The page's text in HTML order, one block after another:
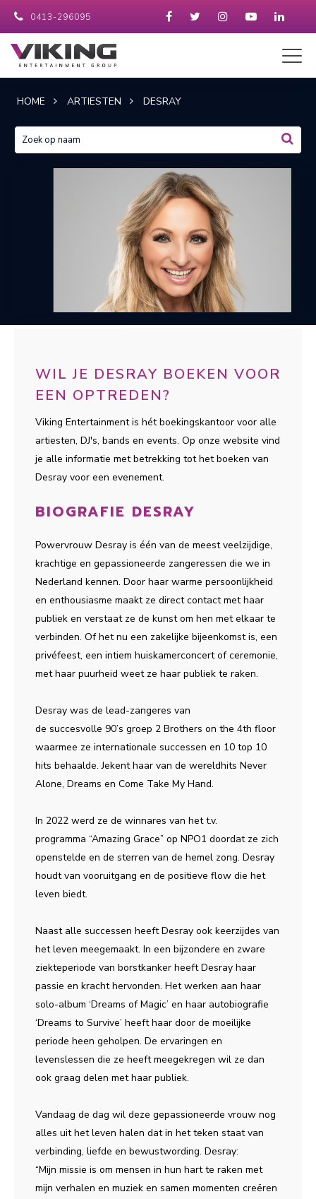
0413-296095
HOME ARTIESTEN DESRAY
WIL JE DESRAY BOEKEN VOOR
EEN OPTREDEN?
Viking Entertainment is hét boekingskantoor voor alle
artiesten, DJ's, bands en events. Op onze website vind
je alle informatie met betrekking tot het boeken van
Desray voor een evenement.
BIOGRAFIE DESRAY
Powervrouw Desray is één van de meest veelzijdige,
krachtige en gepassioneerde zangeressen die we in
Nederland kennen. Door haar warme persoonlijkheid
en enthousiasme maakt ze direct contact met haar
publiek en verstaat ze de kunst om hen met elkaar te
verbinden. Of het nu een zakelijke bijeenkomst is, een
privéfeest, een intiem huiskamerconcert of ceremonie,
met haar puurheid weet ze haar publiek te raken.
Desray was de lead-zangeres van
de succesvolle 90’s groep 2 Brothers on the 4th floor
waarmee ze internationale successen en 10 top 10
hits behaalde. Jekent haar van de wereldhits Never
Alone, Dreams en Come Take My Hand.
In 2022 werd ze de winnares van het t.v.
programma “Amazing Grace” op NPO1 doordat ze zich
openstelde en de sterren van de hemel zong. Desray
houdt van vooruitgang en de positieve flow die het
leven biedt.
Naast alle successen heeft Desray ook keerzijdes van
het leven meegemaakt. In een bijzondere en zware
ziekteperiode van borstkanker heeft Desray haar
passie en kracht hervonden. Het werken aan haar
solo-album ‘Dreams of Magic’ en haar autobiografie
‘Dreams to Survive’ heeft haar door de moeilijke
periode heen geholpen. De ervaringen en
levenslessen die ze heeft meegekregen wil ze dan
ook graag delen met haar publiek.
Vandaag de dag wil deze gepassioneerde vrouw nog
alles uit het leven halen dat in het teken staat van
verbinding, liefde en bewustwording. Desray:
“Mijn missie is om mensen in hun hart te raken met
mijn verhalen en muziek en samen momenten creëren